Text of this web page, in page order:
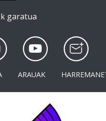
garatua
ARAUAK